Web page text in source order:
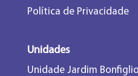
Política de Privacidade
Unidades
Unidade Jardim